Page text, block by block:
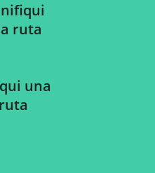
ruta
una
ruta